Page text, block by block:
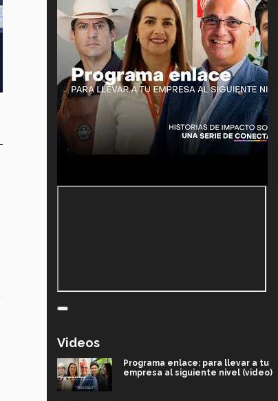
Videos
Programa enlace: para llevar a tu
empresa al siguiente nivel (video)